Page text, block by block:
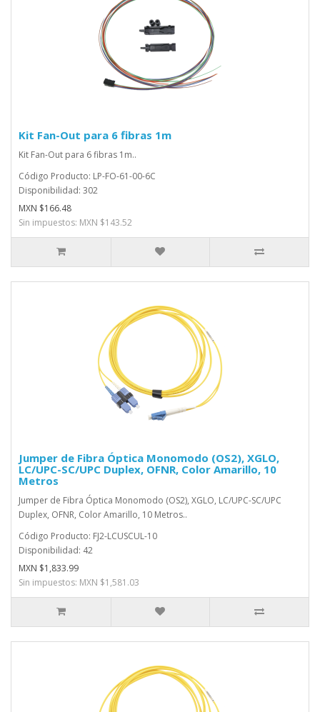
Kit Fan-Out para 6 fibras 1m
Kit Fan-Out para 6 fibras 1m..
Código Producto: LP-FO-61-00-6C
Disponibilidad: 302
MXN $166.48
Sin impuestos: MXN $143.52
Jumper de Fibra Óptica Monomodo (OS2), XGLO,
LC/UPC-SC/UPC Duplex, OFNR, Color Amarillo, 10
Metros
Jumper de Fibra Óptica Monomodo (OS2), XGLO, LC/UPC-SC/UPC
Duplex, OFNR, Color Amarillo, 10 Metros..
Código Producto: FJ2-LCUSCUL-10
Disponibilidad: 42
MXN $1,833.99
Sin impuestos: MXN $1,581.03